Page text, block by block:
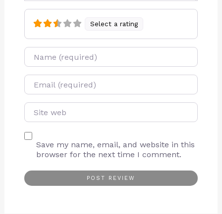
Select a rating
Name
E-mail
Site web
Save my name, email, and website in this
browser for the next time I comment.